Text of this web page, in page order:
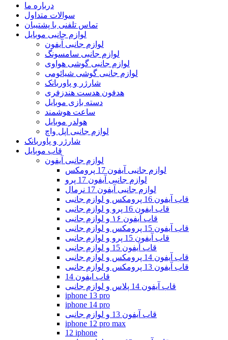
درباره ما
سوالات متداول
تماس تلفنی با پشتیبان
لوازم جانبی موبایل
لوازم جانبی آیفون
لوازم جانبی سامسونگ
لوازم جانبی گوشی هواوی
لوازم جانبی گوشی شیائومی
شارژر و پاوربانک
هدفون هدست هندزفری
دسته بازی موبایل
ساعت هوشمند
هولدر موبایل
لوازم جانبی اپل واچ
شارژر و پاوربانک
قاب موبایل
لوازم جانبی آیفون
لوازم جانبی آیفون 17 پرومکس
لوازم جانبی آیفون 17 پرو
لوازم جانبی آیفون 17 نرمال
قاب آیفون 16 پرومکس و لوازم جانبی
قاب ایفون 16 پرو و لوازم جانبی
قاب آیفون ۱۶ و لوازم جانبی
قاب آیفون 15 پرومکس و لوازم جانبی
قاب آیفون 15 پرو و لوازم جانبی
قاب آیفون 15 و لوازم جانبی
قاب آیفون 14 پرومکس و لوازم جانبی
قاب آیفون 13 پرومکس و لوازم جانبی
قاب ایفون 14
قاب آیفون 14 پلاس و لوازم جانبی
iphone 13 pro
iphone 14 pro
قاب آیفون 13 و لوازم جانبی
iphone 12 pro max
12 iphone